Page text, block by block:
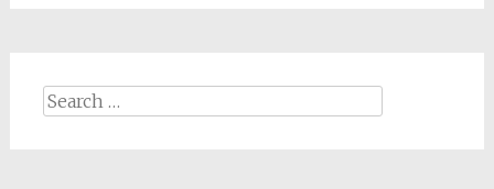
Search